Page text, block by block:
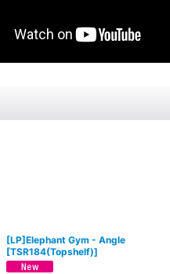
[LP]Elephant Gym - Angle
[TSR184(Topshelf)]